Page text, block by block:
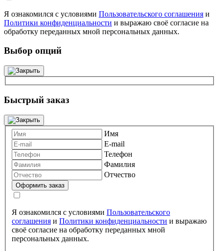
Я ознакомился с условиями Пользовательского соглашения и
Политики конфиденциальности и выражаю своё согласие на
обработку переданных мной персональных данных.
Выбор опций
Быстрый заказ
Имя
E-mail
Телефон
Фамилия
Отчество
Я ознакомился с условиями Пользовательского
соглашения и Политики конфиденциальности и выражаю
своё согласие на обработку переданных мной
персональных данных.